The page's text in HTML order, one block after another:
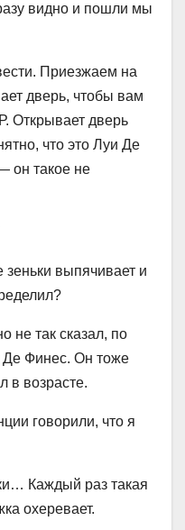
видно и пошли мы
Приезжаем на
дверь, чтобы вам
Открывает дверь
что это Луи Де
он такое не
выпячивает и
не так сказал, по
Финес. Он тоже
в возрасте.
говорили, что я
Каждый раз такая
охеревает.